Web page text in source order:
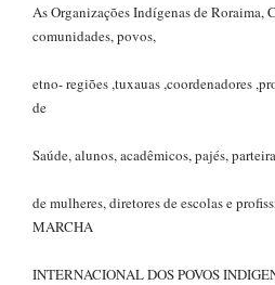
As Organizações Indígenas de Roraima,
comunidades, povos,
etno- regiões ,tuxauas ,coordenadores
de
Saúde, alunos, acadêmicos, pajés,
de mulheres, diretores de escolas e
MARCHA
INTERNACIONAL DOS POVOS